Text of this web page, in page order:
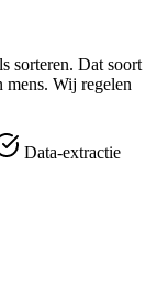
sorteren. Dat soort
mens. Wij regelen
Data-extractie